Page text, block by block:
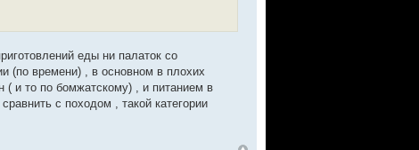
еды ни палаток со
(по времени) , в основном в плохих
( и то по бомжатскому) , и питанием в
с походом , такой категории